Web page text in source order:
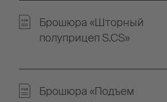
Брошюра «Шторный
полуприцеп S.CS»
Брошюра «Подъем